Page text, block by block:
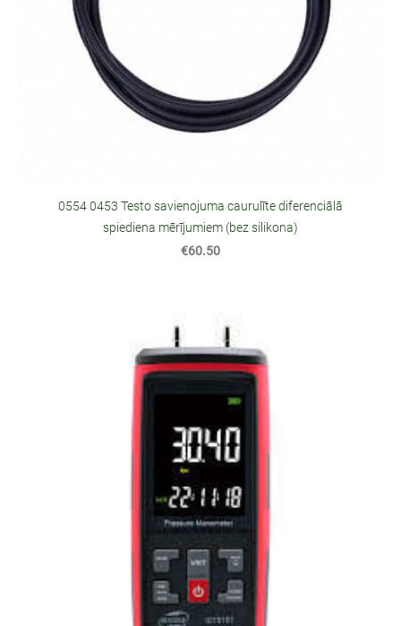
0554 0453 Testo savienojuma caurulīte diferenciālā
spiediena mērījumiem (bez silikona)
€60.50